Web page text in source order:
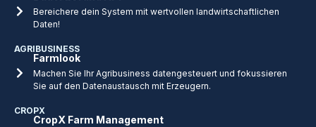
Bereichere dein System mit wertvollen landwirtschaftlichen
Daten!
AGRIBUSINESS
Farmlook
Machen Sie Ihr Agribusiness datengesteuert und fokussieren
Sie auf den Datenaustausch mit Erzeugern.
CROPX
CropX Farm Management